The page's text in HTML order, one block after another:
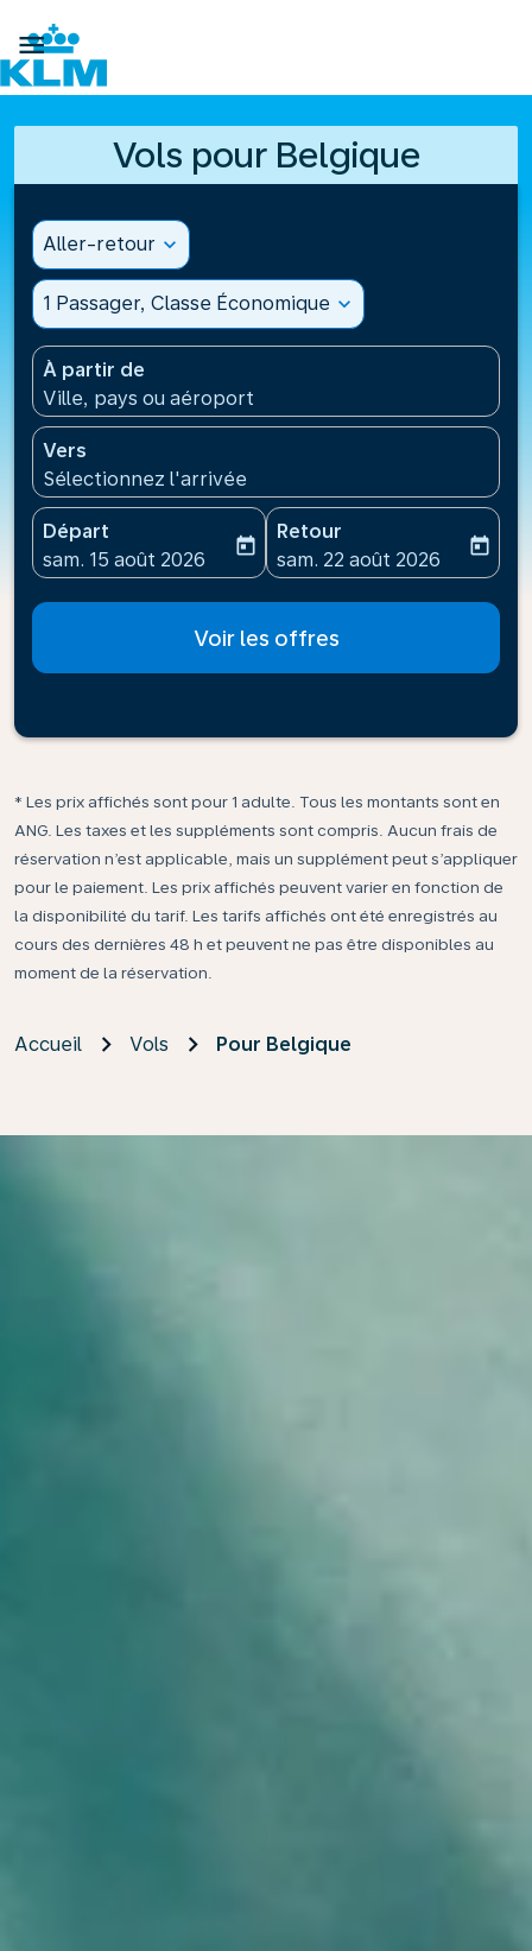

Vols pour Belgique
Aller-retour expand_more
1 Passager, Classe Économique expand_more
À partir de
Ville, pays ou aéroport
Vers
Sélectionnez l'arrivée
Départ
fc-booking-departure-date-aria-label
sam. 15 août 2026
today
Retour
fc-booking-return-date-
sam. 22 août 2026
today
Voir les offres
* Les prix affichés sont pour 1 adulte. Tous les montants sont en
ANG. Les taxes et les suppléments sont compris. Aucun frais de
réservation n’est applicable, mais un supplément peut s’appliquer
pour le paiement. Les prix affichés peuvent varier en fonction de
la disponibilité du tarif. Les tarifs affichés ont été enregistrés au
cours des dernières 48 h et peuvent ne pas être disponibles au
moment de la réservation.
Accueil Vols Pour Belgique